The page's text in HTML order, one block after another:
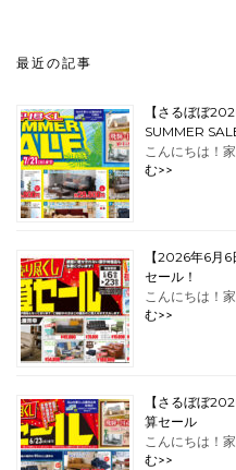
最近の記事
【さるぼぼ
SUMMER
こんにちは！
む>>
【2026年6月
セール！
こんにちは！
む>>
【さるぼぼ
算セール
こんにちは！
む>>